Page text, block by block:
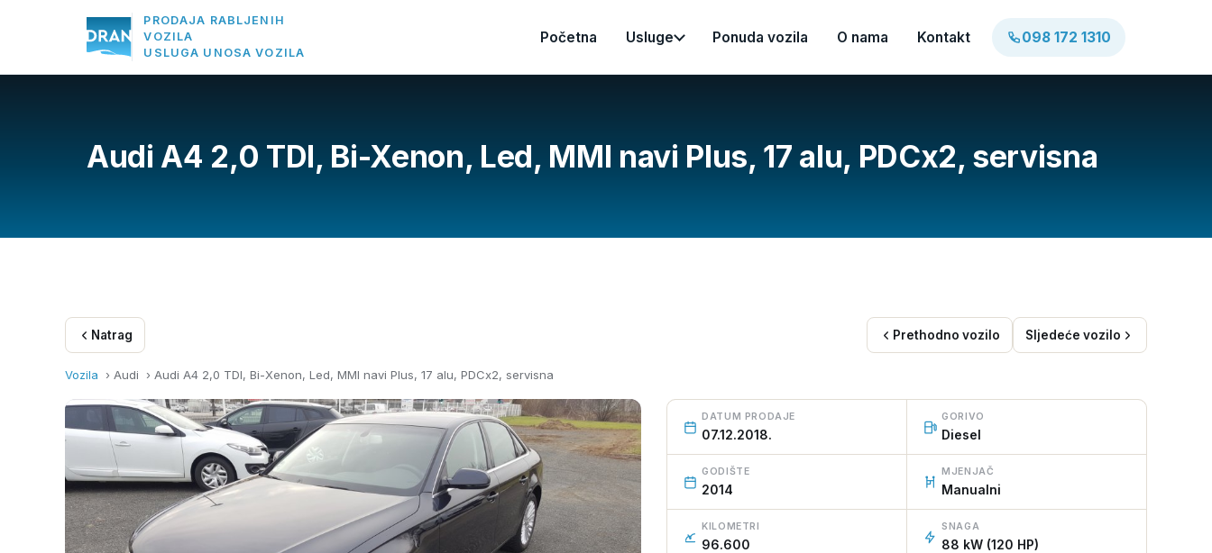
PRODAJA RABLJENIH
VOZILA
USLUGA UNOSA VOZILA
Početna Usluge Ponuda vozila O nama Kontakt 098 172 1310
Audi A4 2,0 TDI, Bi-Xenon, Led, MMI navi Plus, 17 alu, PDCx2, servisna
Natrag Prethodno vozilo Sljedeće vozilo
Vozila › Audi › Audi A4 2,0 TDI, Bi-Xenon, Led, MMI navi Plus, 17 alu, PDCx2, servisna
DATUM PRODAJE
07.12.2018.
GORIVO
Diesel
GODIŠTE
2014
MJENJAČ
Manualni
KILOMETRI
96.600
SNAGA
88 kW (120 HP)